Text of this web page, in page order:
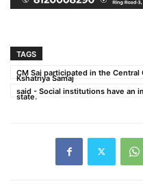
TAGS
CM Sai participated in the
Kshatriya Samaj
said - Social institutions have an
state.